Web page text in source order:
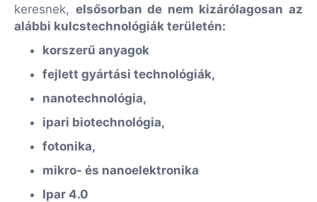
keresnek, elsősorban de nem kizárólagosan az
alábbi kulcstechnológiák területén:
korszerű anyagok
fejlett gyártási technológiák,
nanotechnológia,
ipari biotechnológia,
fotonika,
mikro- és nanoelektronika
Ipar 4.0